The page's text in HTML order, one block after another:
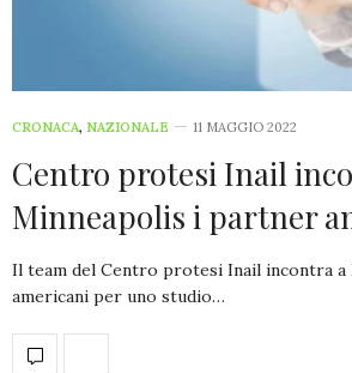
CRONACA, NAZIONALE 11 MAGGIO 2022
Centro protesi Inail
Minneapolis i partner
Il team del Centro protesi Inail incontra
americani per uno studio…